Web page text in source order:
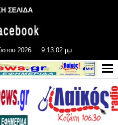
ΣΕΛΙΔΑ
2026 9:13:02 μμ